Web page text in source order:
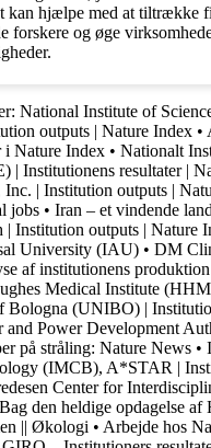
kan hjælpe med at tiltrække
forskere og øge
National Institute of
outputs | Nature Index •
i Nature Index • Nationalt
Institutionens resultater |
| Institution outputs |
jobs • Iran – et vindende
Institution outputs | Nature
University (IAU) • DM
af institutionens
Medical Institute
Bologna (UNIBO) |
and Power Development
på stråling: Nature News •
(IMCB), A*STAR |
Center for
Bag den heldige opdagelse af
|| Økologi • Arbejde hos